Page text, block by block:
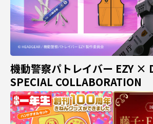
機動警察パトレイバー EZY ×
SPECIAL COLLABORATION